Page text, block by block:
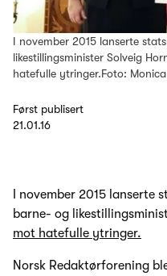
I november 2015 lanserte
likestillingsminister Solveig
hatefulle ytringer.Foto:
Først publisert
21.01.16
I november 2015 lanserte
barne- og
mot hatefulle ytringer.
Norsk Redaktørforening